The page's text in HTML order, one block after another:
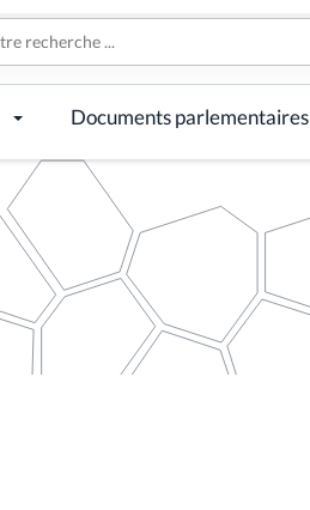
Documents parlementaires